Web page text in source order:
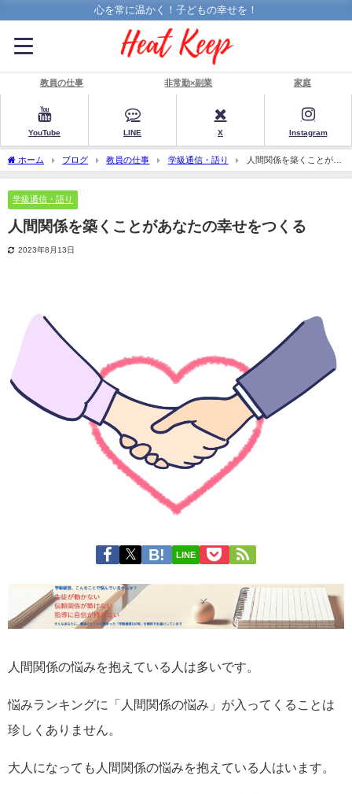
心を常に温かく！子どもの幸せを！
教員の仕事 非常勤×副業 家庭
YouTube LINE X Instagram
ホーム ブログ 教員の仕事 学級通信・語り
人間関係を築くことがあ
なたの幸せをつくる
学級通信・語り
人間関係を築くことがあなたの幸せをつくる
2023年8月13日
LINE
人間関係の悩みを抱えている人は多いです。
悩みランキングに「人間関係の悩み」が入ってくることは
珍しくありません。
大人になっても人間関係の悩みを抱えている人はいます。